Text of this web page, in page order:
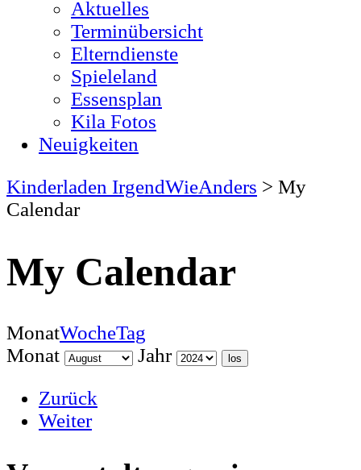
Aktuelles
Terminübersicht
Elterndienste
Spieleland
Essensplan
Kila Fotos
Neuigkeiten
Kinderladen IrgendWieAnders > My
Calendar
My Calendar
MonatWocheTag
Monat
Jahr
Zurück
Weiter